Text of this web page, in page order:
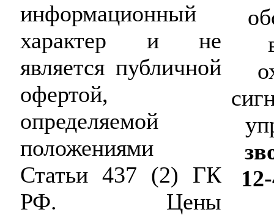
информационный
характер и не
является публичной
офертой,
определяемой
положениями
Статьи 437 (2) ГК
РФ. Цены